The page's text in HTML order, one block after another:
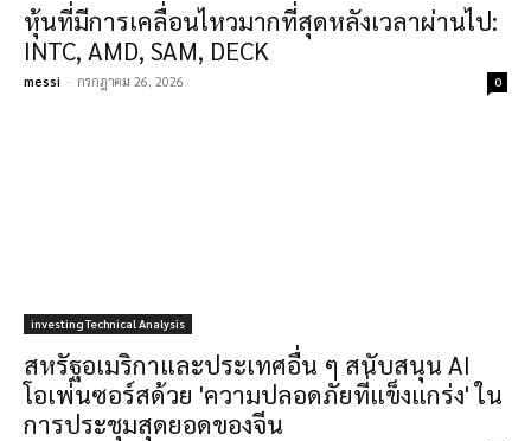
หุ้นที่มีการเคลื่อนไหวมากที่สุดหลังเวลาผ่านไป:
INTC, AMD, SAM, DECK
messi - กรกฎาคม 26, 2026 0
investing Technical Analysis
สหรัฐอเมริกาและประเทศอื่น ๆ สนับสนุน AI
โอเพ่นซอร์สด้วย 'ความปลอดภัยที่แข็งแกร่ง' ใน
การประชุมสุดยอดของจีน